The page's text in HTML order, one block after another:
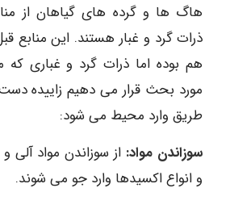
هاگ ها و گرده های گیاهان از
ذرات گرد و غبار هستند. این منابع
هم بوده اما ذرات گرد و غباری که
مورد بحث قرار می دهیم زاییده
طریق وارد محیط می شود:
سوزاندن مواد: از سوزاندن مواد آلی
و انواع اکسیدها وارد جو می شوند.